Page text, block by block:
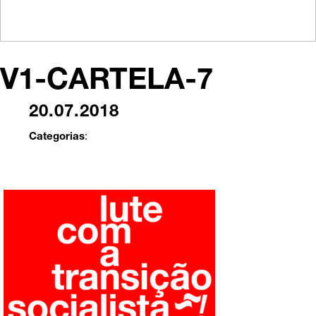
V1-CARTELA-7
20.07.2018
Categorias: